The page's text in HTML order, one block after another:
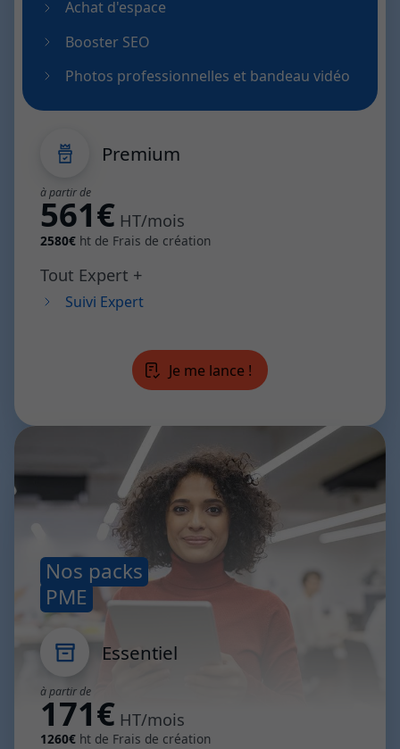
Achat d'espace
Booster SEO
Photos professionnelles et bandeau vidéo
Premium
à partir de
561€ HT/mois
2580€ ht de Frais de création
Tout Expert +
Suivi Expert
Je me lance !
Nos packs
PME
Essentiel
à partir de
171€ HT/mois
1260€ ht de Frais de création